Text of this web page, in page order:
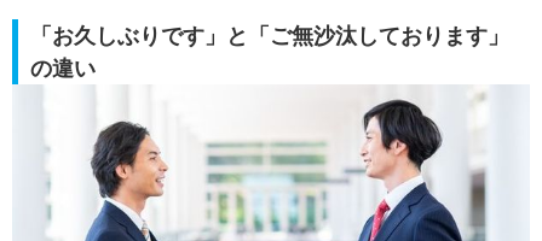
「お久しぶりです」と「ご無沙汰しております」
の違い